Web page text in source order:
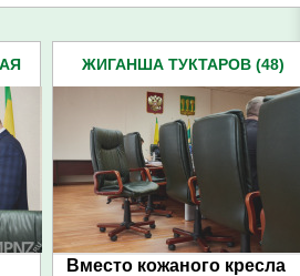
ЖИГАНША ТУКТАРОВ (48)
Вместо кожаного кресла